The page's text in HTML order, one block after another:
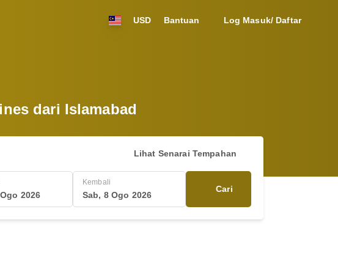
USD Bantuan Log Masuk/ Daftar
dari Islamabad
Lihat Senarai Tempahan
2026
Kembali
Sab, 8 Ogo 2026
Cari